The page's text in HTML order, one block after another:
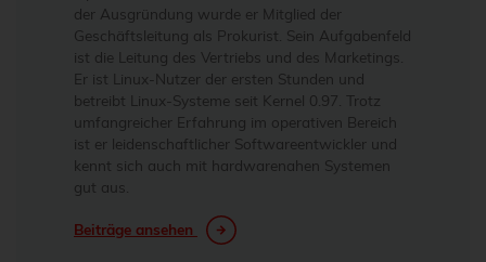
der Ausgründung wurde er Mitglied der
Geschäftsleitung als Prokurist. Sein Aufgabenfeld
ist die Leitung des Vertriebs und des Marketings.
Er ist Linux-Nutzer der ersten Stunden und
betreibt Linux-Systeme seit Kernel 0.97. Trotz
umfangreicher Erfahrung im operativen Bereich
ist er leidenschaftlicher Softwareentwickler und
kennt sich auch mit hardwarenahen Systemen
gut aus.
Beiträge ansehen